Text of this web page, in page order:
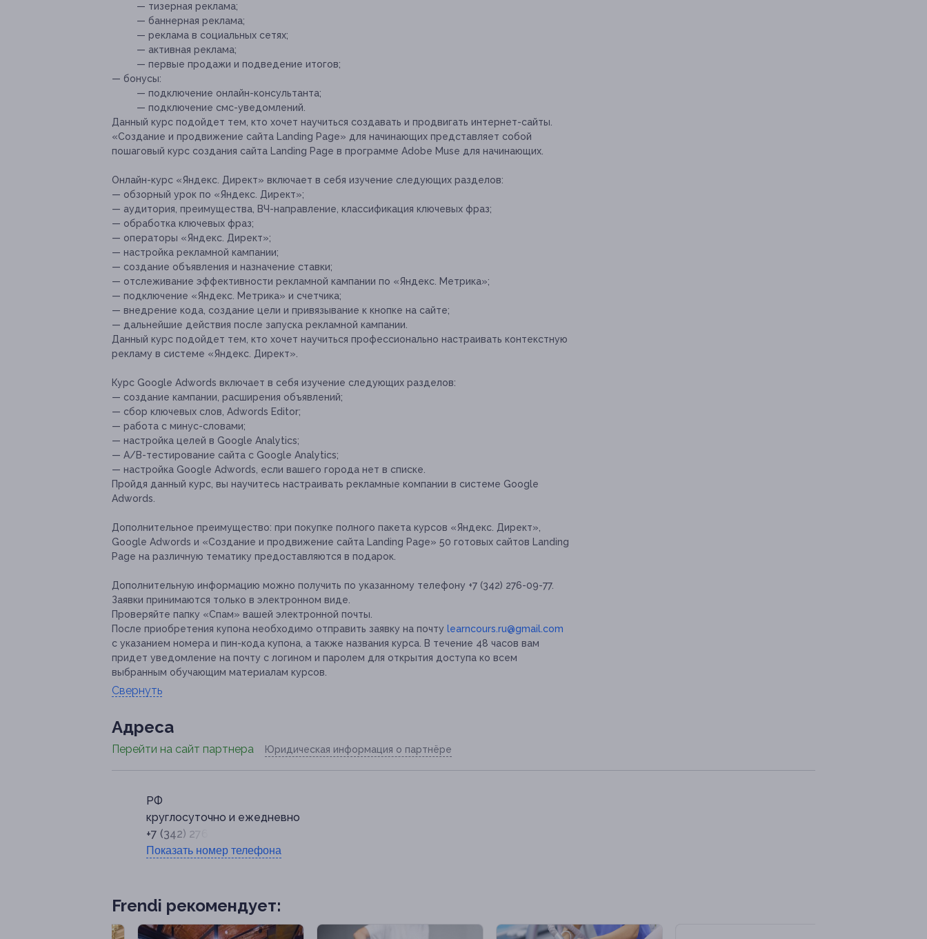
— тизерная реклама;
— баннерная реклама;
— реклама в социальных сетях;
— активная реклама;
— первые продажи и подведение итогов;
— бонусы:
— подключение онлайн-консультанта;
— подключение смс-уведомлений.
Данный курс подойдет тем, кто хочет научиться создавать и продвигать интернет-сайты.
«Создание и продвижение сайта Landing Page» для начинающих представляет собой
пошаговый курс создания сайта Landing Page в программе Adobe Muse для начинающих.
Онлайн-курс «Яндекс. Директ» включает в себя изучение следующих разделов:
— обзорный урок по «Яндекс. Директ»;
— аудитория, преимущества, ВЧ-направление, классификация ключевых фраз;
— обработка ключевых фраз;
— операторы «Яндекс. Директ»;
— настройка рекламной кампании;
— создание объявления и назначение ставки;
— отслеживание эффективности рекламной кампании по «Яндекс. Метрика»;
— подключение «Яндекс. Метрика» и счетчика;
— внедрение кода, создание цели и привязывание к кнопке на сайте;
— дальнейшие действия после запуска рекламной кампании.
Данный курс подойдет тем, кто хочет научиться профессионально настраивать контекстную
рекламу в системе «Яндекс. Директ».
Курс Google Adwords включает в себя изучение следующих разделов:
— создание кампании, расширения объявлений;
— сбор ключевых слов, Adwords Editor;
— работа с минус-словами;
— настройка целей в Google Analytics;
— А/B-тестирование сайта с Google Analytics;
— настройка Google Adwords, если вашего города нет в списке.
Пройдя данный курс, вы научитесь настраивать рекламные компании в системе Google
Adwords.
Дополнительное преимущество: при покупке полного пакета курсов «Яндекс. Директ»,
Google Adwords и «Создание и продвижение сайта Landing Page» 50 готовых сайтов Landing
Page на различную тематику предоставляются в подарок.
Дополнительную информацию можно получить по указанному телефону +7 (342) 276-09-77.
Заявки принимаются только в электронном виде.
Проверяйте папку «Спам» вашей электронной почты.
После приобретения купона необходимо отправить заявку на почту learncours.ru@gmail.com
с указанием номера и пин-кода купона, а также названия курса. В течение 48 часов вам
придет уведомление на почту с логином и паролем для открытия доступа ко всем
выбранным обучающим материалам курсов.
Свернуть
Адресa
Перейти на сайт партнера Юридическая информация о партнёре
РФ
круглосуточно и ежедневно
+7 (342) 276-09-77
Показать номер телефона
Frendi рекомендует: